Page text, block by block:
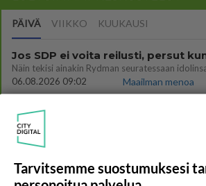
PÄIVÄ VIIKKO KUUKAUSI
06.08.2026 09:02
Maailman menoa
Anteeksi arkuuteni
06.08.2026 16:54
Tarvitsemme suostumuksesi